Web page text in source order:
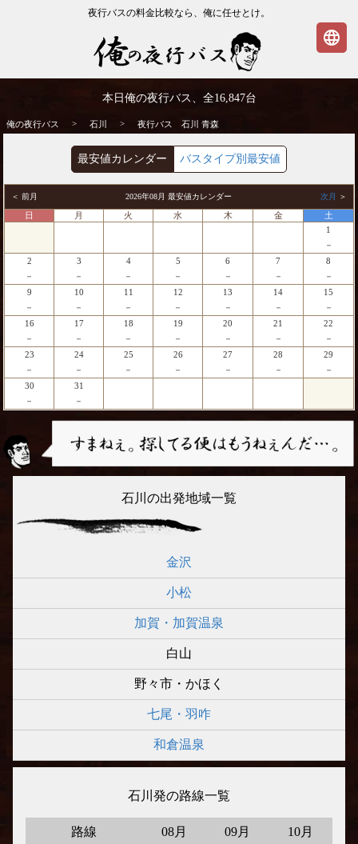
夜行バスの料金比較なら、俺に任せとけ。
夜行バス
本日俺の夜行バス、全16,847台
俺の夜行バス > 石川 > 夜行バス 石川 青森
最安値カレンダー バスタイプ別最安値
＜ 前月 2026年08月 最安値カレンダー 次月 ＞
日 月 火 水 木 金
土
1
－
2
－
3
－
4
－
5
－
6
－
7
－
8
－
9
－
10
－
11
－
12
－
13
－
14
－
15
－
16
－
17
－
18
－
19
－
20
－
21
－
22
－
23
－
24
－
25
－
26
－
27
－
28
－
29
－
30
－
31
－
石川の出発地域一覧
金沢
小松
加賀・加賀温泉
白山
野々市・かほく
七尾・羽咋
和倉温泉
石川発の路線一覧
路線 08月 09月 10月
language